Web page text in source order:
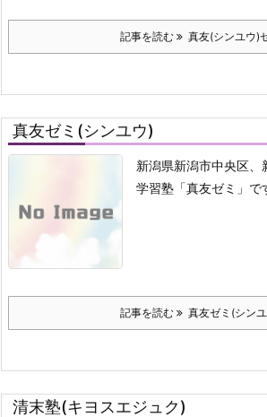
記事を読む 真友(シンユウ)
真友ゼミ(シンユウ)
新潟県新潟市中央区
学習塾「真友ゼミ」で
記事を読む 真友ゼミ(シン
清末塾(キヨスエジュク)